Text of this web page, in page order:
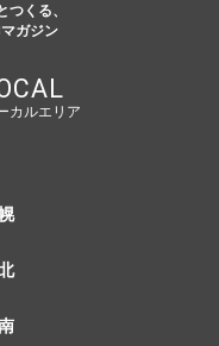
くる、
ガジン
カルエリア